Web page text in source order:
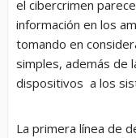
el cibercrimen
información en los
tomando en
simples, además de
dispositivos a los
La primera línea de